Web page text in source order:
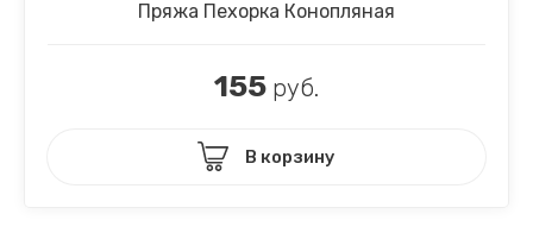
Пряжа Пехорка Конопляная
155 руб.
В корзину